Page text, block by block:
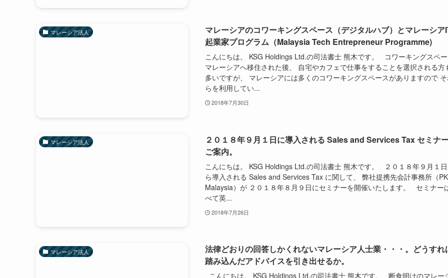
マレーシア法人
マレーシアのコワーキングスペース（デジタルハブ）とマレーシア
起業家プログラム（Malaysia Tech Entrepreneur Programme)
こんにちは。 KSG Holdings Ltd.の司法書士 熊木です。 コワーキングスペ
マレーシアへ移住された後、 自宅やカフェで仕事をすることを選択される方
多いですが、 マレーシアには多くのコワーキングスペースがありますので
らを利用してい...
2018年7月30日
マレーシア法人
２０１８年９月１日に導入される Sales and Services Tax セミナ
ご案内。
こんにちは。 KSG Holdings Ltd.の司法書士 熊木です。 ２０１８年９月１
ら導入される Sales and Services Tax に関して、 弊社提携先会計事務所（
Malaysia）が ２０１８年８月９日にセミナーを開催いたします。 セミナー
べて英...
2018年7月26日
マレーシア法人
法律どおりの回答しかくれないマレーシア人士業・・・。どうすれ
踏み込んだアドバイスを引き出せるか。
こんにちは。 KSG Holdings Ltd.の司法書士 熊木です。 断食明けのマレー